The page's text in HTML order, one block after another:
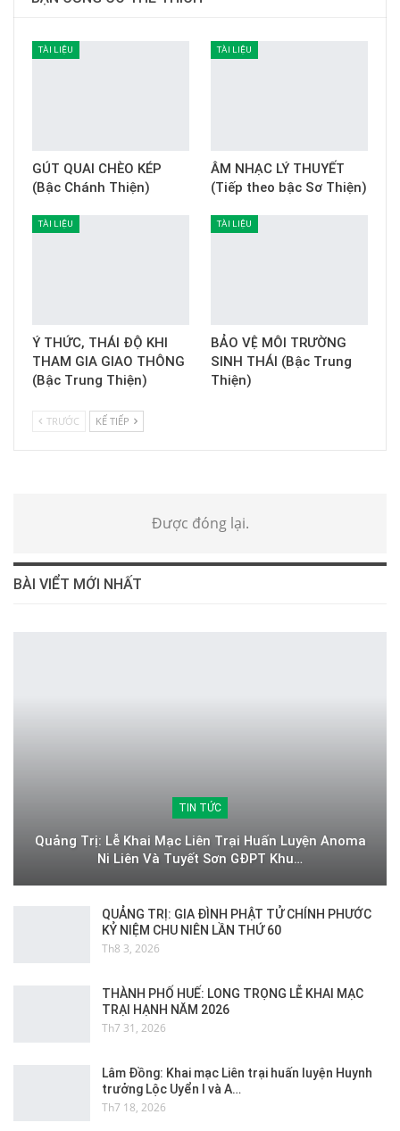
TÀI LIỆU
GÚT QUAI CHÈO KÉP
(Bậc Chánh Thiện)
TÀI LIỆU
ÂM NHẠC LÝ THUYẾT
(Tiếp theo bậc Sơ Thiện)
TÀI LIỆU
Ý THỨC, THÁI ĐỘ KHI
THAM GIA GIAO THÔNG
(Bậc Trung Thiện)
TÀI LIỆU
BẢO VỆ MÔI TRƯỜNG
SINH THÁI (Bậc Trung
Thiện)
TRƯỚC KẾ TIẾP
Được đóng lại.
BÀI VIỂT MỚI NHẤT
TIN TỨC
Quảng Trị: Lễ Khai Mạc Liên Trại Huấn Luyện Anoma
Ni Liên Và Tuyết Sơn GĐPT Khu…
QUẢNG TRỊ: GIA ĐÌNH PHẬT TỬ CHÍNH PHƯỚC
KỶ NIỆM CHU NIÊN LẦN THỨ 60
Th8 3, 2026
THÀNH PHỐ HUẾ: LONG TRỌNG LỄ KHAI MẠC
TRẠI HẠNH NĂM 2026
Th7 31, 2026
Lâm Đồng: Khai mạc Liên trại huấn luyện Huynh
trưởng Lộc Uyển I và A…
Th7 18, 2026